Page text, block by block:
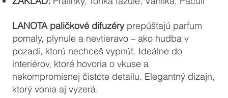
LANOTA paličkové difuzéryprepúšťajú parfum
pomaly, plynule a nevtieravo – ako hudba v
pozadí, ktorú nechceš vypnúť. Ideálne do
interiérov, ktoré hovoria o vkuse a
nekompromisnej čistote detailu. Elegantný dizajn,
ktorý vonia aj vyzerá.